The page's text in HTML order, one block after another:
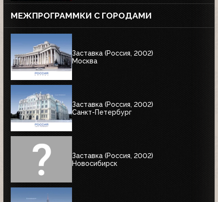
МЕЖПРОГРАММКИ С ГОРОДАМИ
Заставка (Россия, 2002)
Москва
Заставка (Россия, 2002)
Санкт-Петербург
Заставка (Россия, 2002)
Новосибирск